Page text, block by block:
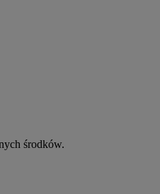
środków.